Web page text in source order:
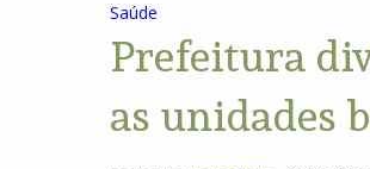
Saúde
Prefeitura
as unidades